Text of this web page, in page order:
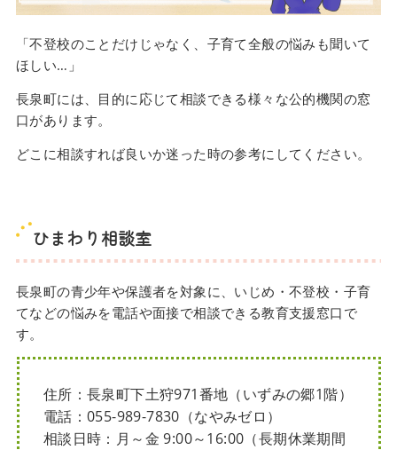
「不登校のことだけじゃなく、子育て全般の悩みも聞いて
ほしい…」
長泉町には、目的に応じて相談できる様々な公的機関の窓
口があります。
どこに相談すれば良いか迷った時の参考にしてください。
ひまわり相談室
長泉町の青少年や保護者を対象に、いじめ・不登校・子育
てなどの悩みを電話や面接で相談できる教育支援窓口で
す。
住所：長泉町下土狩971番地（いずみの郷1階）
電話：055-989-7830（なやみゼロ）
相談日時：月～金 9:00～16:00（長期休業期間